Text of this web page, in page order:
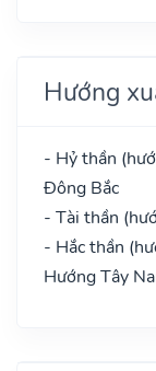
Hướng
- Hỷ thần
Đông Bắc
- Tài thần
- Hắc thần
Hướng Tây